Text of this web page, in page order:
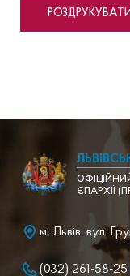
ЄПАРХІЇ
м. Львів, вул.
(032) 261-58-25